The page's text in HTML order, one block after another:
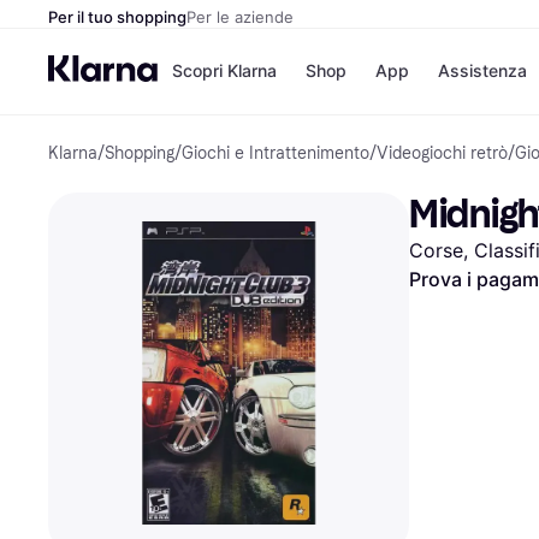
Per il tuo shoppingPer le aziende
Scopri Klarna
Opzioni di
Paga ora
Paga in 3 rate
Paga dopo 30 giorni
Finanziamento
Shop
Negozi
Unieuro
Media
eBay
Zalando
App Assistenza
Klarna/Shopping/Giochi e Intrattenimento/Videogiochi retrò/
Corse,
Prova i